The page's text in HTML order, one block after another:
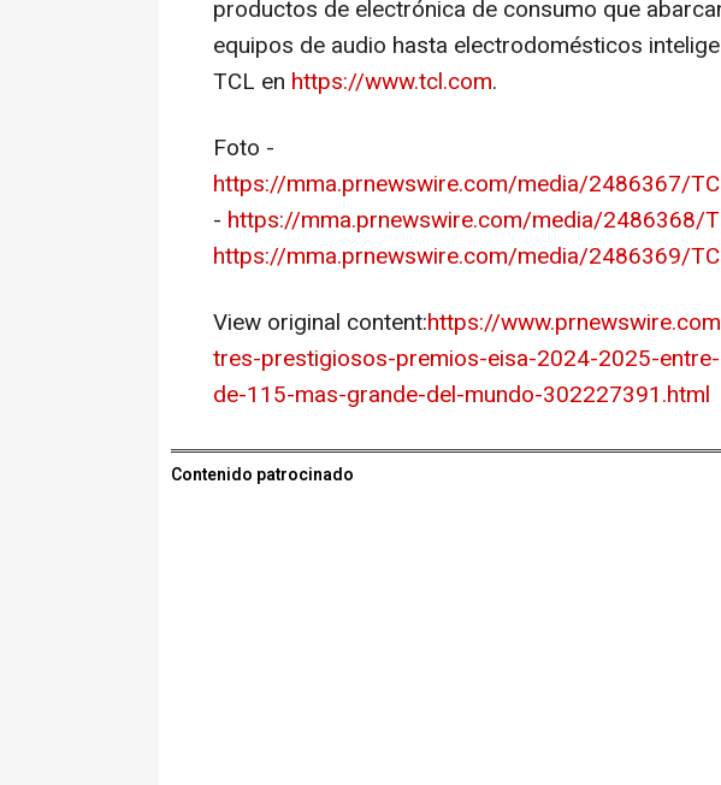
productos de electrónica de consumo que
equipos de audio hasta electrodomésticos
TCL en https://www.tcl.com.
Foto -
https://mma.prnewswire.com/media/2486367/
- https://mma.prnewswire.com/media/2486368/
https://mma.prnewswire.com/media/2486369/
View original content:https://
tres-prestigiosos-premios-eisa-2024-2025-
de-115-mas-grande-del-mundo-302227391.html
Contenido patrocinado